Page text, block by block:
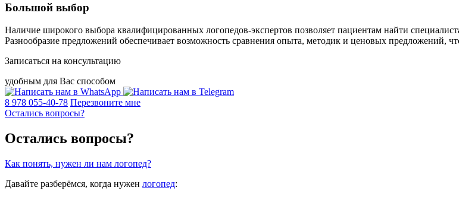
Большой выбор
Наличие широкого выбора квалифицированных логопедов-экспертов позволяет пациентам найти
Разнообразие предложений обеспечивает возможность сравнения опыта, методик и ценовых предложений,
Записаться на консультацию
удобным для Вас способом
8 978 055-40-78 Перезвоните мне
Остались вопросы?
Остались вопросы?
Как понять, нужен ли нам логопед?
Давайте разберёмся, когда нужен логопед: